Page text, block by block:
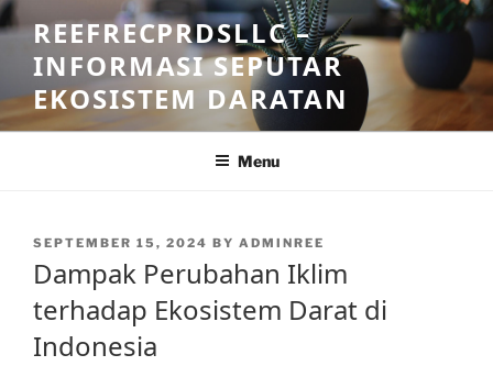
Skip
to
content
REEFRECPRDSLLC –
INFORMASI SEPUTAR
EKOSISTEM DARATAN
Menu
POSTED
SEPTEMBER 15, 2024 BY ADMINREE
Dampak Perubahan Iklim
terhadap Ekosistem Darat di
Indonesia